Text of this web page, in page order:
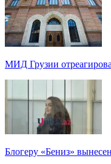
МИД Грузии
Блогеру «Бениз»